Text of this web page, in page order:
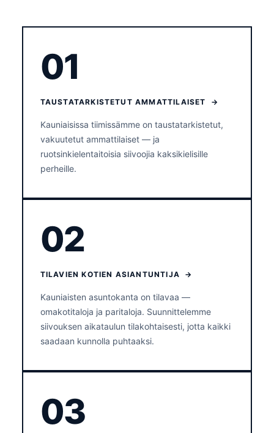
01
TAUSTATARKISTETUT AMMATTILAISET →
Kauniaisissa tiimissämme on taustatarkistetut,
vakuutetut ammattilaiset — ja
ruotsinkielentaitoisia siivoojia kaksikielisille
perheille.
02
TILAVIEN KOTIEN ASIANTUNTIJA →
Kauniaisten asuntokanta on tilavaa —
omakotitaloja ja paritaloja. Suunnittelemme
siivouksen aikataulun tilakohtaisesti, jotta kaikki
saadaan kunnolla puhtaaksi.
03